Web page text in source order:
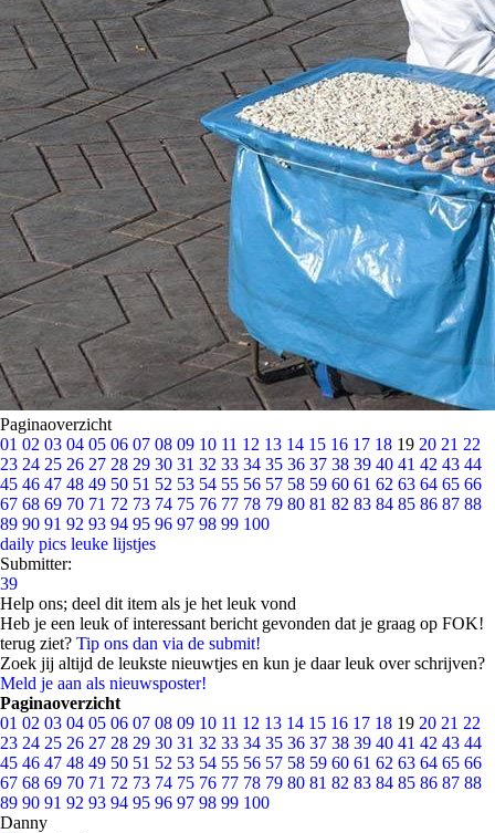
Paginaoverzicht
01 02 03 04 05 06 07 08 09 10 11 12 13 14 15 16 17 18 19 20 21 22
23 24 25 26 27 28 29 30 31 32 33 34 35 36 37 38 39 40 41 42 43 44
45 46 47 48 49 50 51 52 53 54 55 56 57 58 59 60 61 62 63 64 65 66
67 68 69 70 71 72 73 74 75 76 77 78 79 80 81 82 83 84 85 86 87 88
89 90 91 92 93 94 95 96 97 98 99 100
daily pics leuke lijstjes
Submitter:
39
Help ons; deel dit item als je het leuk vond
Heb je een leuk of interessant bericht gevonden dat je graag op FOK!
terug ziet? Tip ons dan via de submit!
Zoek jij altijd de leukste nieuwtjes en kun je daar leuk over schrijven?
Meld je aan als nieuwsposter!
Paginaoverzicht
01 02 03 04 05 06 07 08 09 10 11 12 13 14 15 16 17 18 19 20 21 22
23 24 25 26 27 28 29 30 31 32 33 34 35 36 37 38 39 40 41 42 43 44
45 46 47 48 49 50 51 52 53 54 55 56 57 58 59 60 61 62 63 64 65 66
67 68 69 70 71 72 73 74 75 76 77 78 79 80 81 82 83 84 85 86 87 88
89 90 91 92 93 94 95 96 97 98 99 100
Danny